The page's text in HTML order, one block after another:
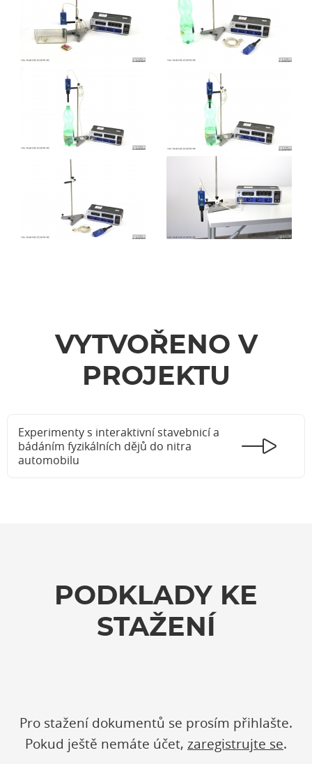
VYTVOŘENO V
PROJEKTU
Experimenty s interaktivní stavebnicí a
bádáním fyzikálních dějů do nitra
automobilu
PODKLADY KE
STAŽENÍ
Pro stažení dokumentů se prosím přihlašte.
Pokud ještě nemáte účet, zaregistrujte se.